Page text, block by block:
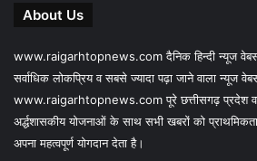
About Us
www.raigarhtopnews.com दैनिक हिन्दी न्यूज
सर्वाधिक लोकप्रिय व सबसे ज्यादा पढ़ा जाने वाला न्यूज
www.raigarhtopnews.com पूरे छत्तीसगढ़ प्रदेश व
अर्द्धशासकीय योजनाओं के साथ सभी खबरों को
अपना महत्वपूर्ण योगदान देता है।